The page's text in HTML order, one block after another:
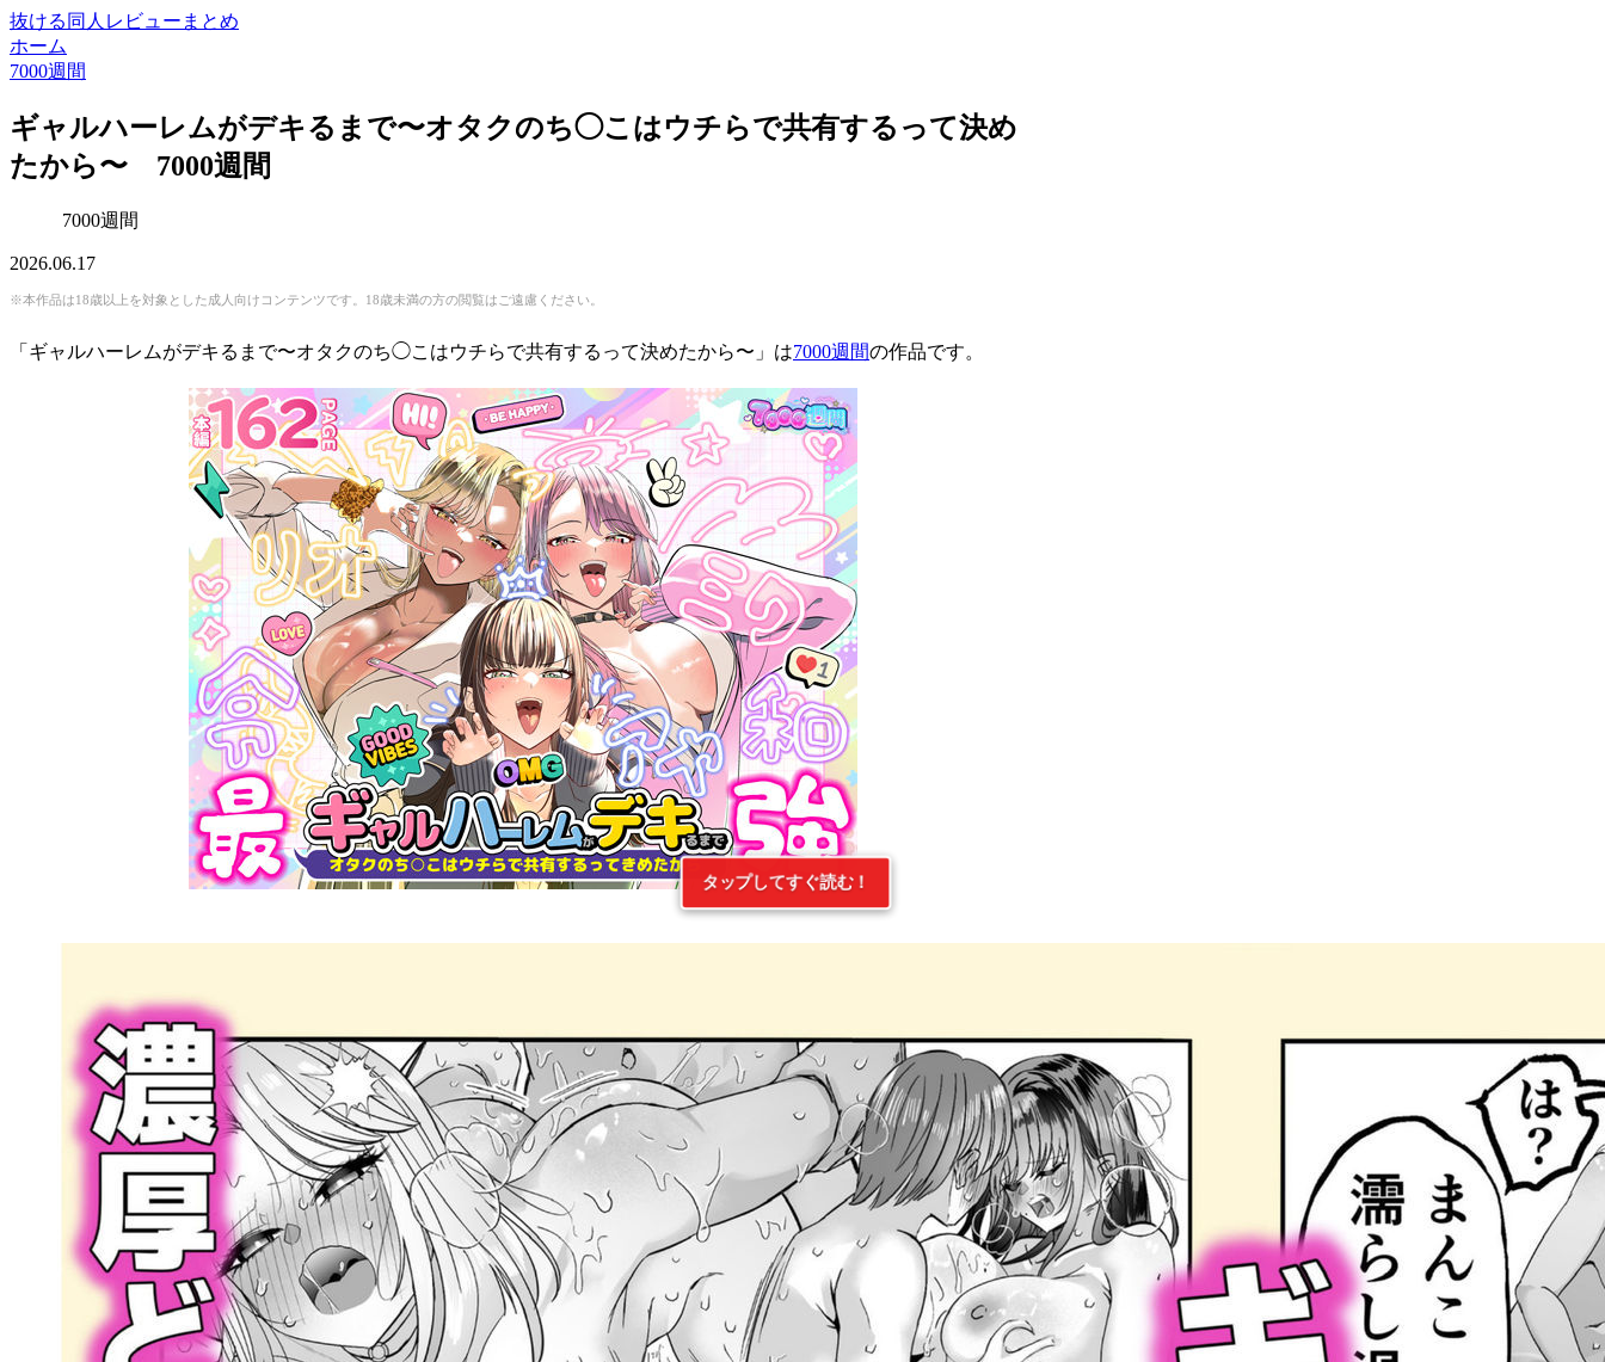
抜ける同人レビューまとめ
ホーム
7000週間
ギャルハーレムがデキるまで〜オタクのち◯こはウチらで共有するって決め
たから〜 7000週間
7000週間
2026.06.17
※本作品は18歳以上を対象とした成人向けコンテンツです。18歳未満の方の閲覧はご遠慮ください。
「ギャルハーレムがデキるまで〜オタクのち◯こはウチらで共有するって決めたから〜」は7000週間の作品です。
タップしてすぐ読む！